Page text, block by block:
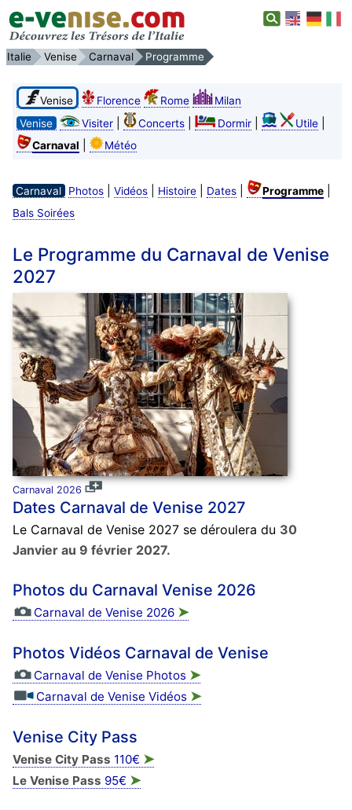
Italie Venise Carnaval Programme
Venise Florence Rome
Milan
Venise
Visiter| Concerts| Dormir| Utile|
Carnaval Météo
Carnaval Photos| Vidéos| Histoire| Dates| Programme|
Bals Soirées
Le Programme du Carnaval de Venise
2027
Carnaval 2026
Dates Carnaval de Venise 2027
Le Carnaval de Venise 2027 se déroulera du 30
Janvier au 9 février 2027.
Photos du Carnaval Venise 2026
Carnaval de Venise 2026 ➤
Photos Vidéos Carnaval de Venise
Carnaval de Venise Photos ➤
Carnaval de Venise Vidéos ➤
Venise City Pass
Venise City Pass 110€ ➤
Le Venise Pass 95€ ➤